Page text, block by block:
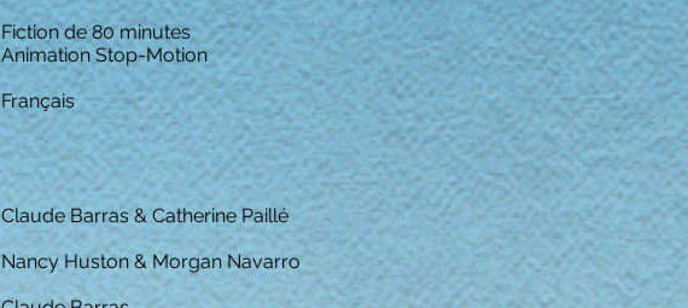
Fiction de 80 minutes
Animation Stop-Motion
Français
Claude Barras & Catherine Paillé
Nancy Huston & Morgan Navarro